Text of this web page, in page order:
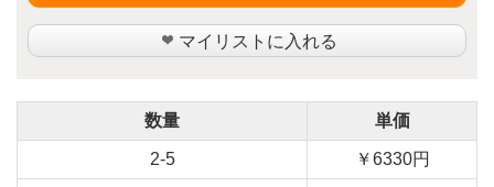
マイリストに入れる
数量 単価
2-5 ￥6330円